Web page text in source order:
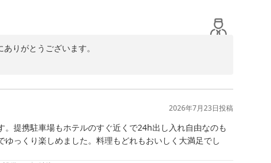
りがとうございます。
大通りを挟んで向かいに位置しておりますので、和歌山
変光栄でございます。
2026年7月23日投稿
提携駐車場もホテルのすぐ近くで24h出し入れ自由なのも
っくり楽しめました。料理もどれもおいしく大満足でし